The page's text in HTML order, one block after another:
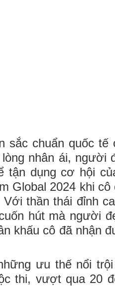
sắc chuẩn quốc tế
nhân ái, người
tận dụng cơ hội
Global 2024 khi
thần thái đỉnh
hút mà người
khấu cô đã nhận
ưu thế nổi
thi, vượt qua 20